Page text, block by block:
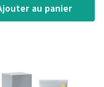
au panier